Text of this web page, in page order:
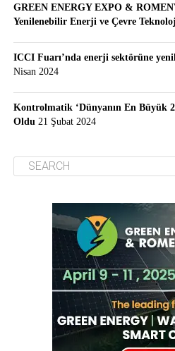
GREEN ENERGY EXPO &
Yenilenebilir Enerji ve Çevre
ICCI Fuarı’nda enerji sektörüne
Nisan 2024
Kontrolmatik ‘Dünyanın En Büyük
Oldu 21 Şubat 2024